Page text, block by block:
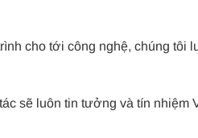
cho tới công nghệ, chúng tôi
sẽ luôn tin tưởng và tín